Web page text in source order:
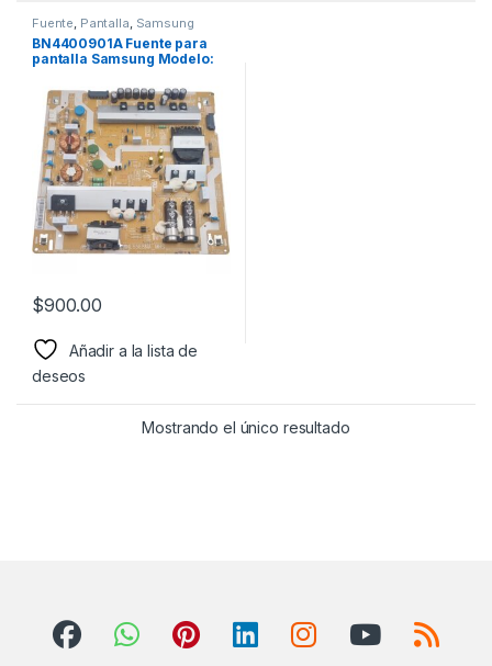
Fuente, Pantalla, Samsung
BN4400901A Fuente para
pantalla Samsung Modelo:
QN65Q7CAMFXZA
$900.00
Añadir a la lista de
deseos
Mostrando el único resultado